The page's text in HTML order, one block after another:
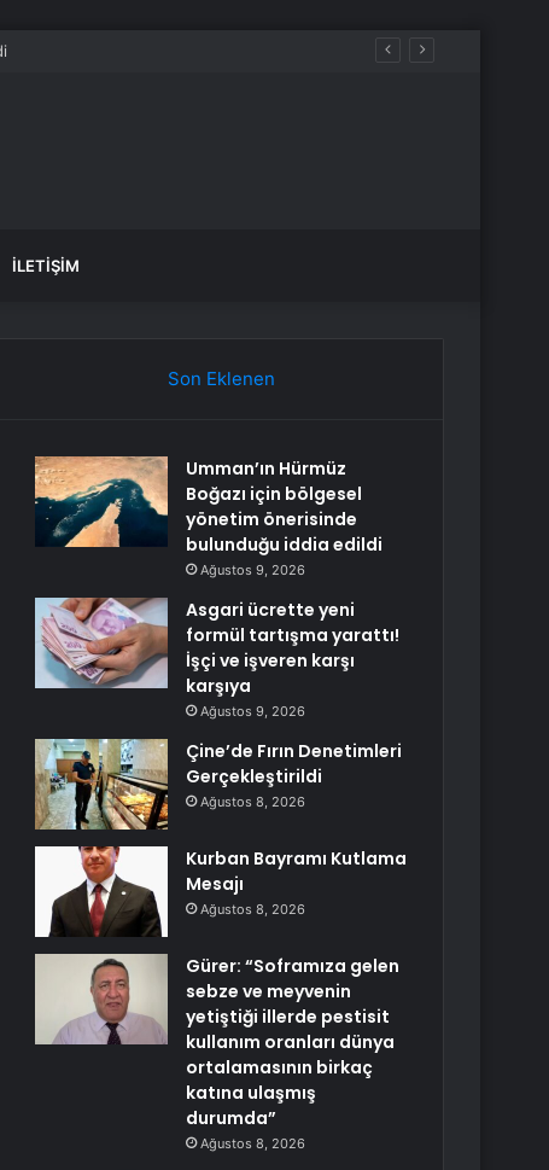
İLETIŞIM
Son Eklenen
Umman’ın Hürmüz
Boğazı için bölgesel
yönetim önerisinde
bulunduğu iddia edildi
Ağustos 9, 2026
Asgari ücrette yeni
formül tartışma yarattı!
İşçi ve işveren karşı
karşıya
Ağustos 9, 2026
Çine’de Fırın Denetimleri
Gerçekleştirildi
Ağustos 8, 2026
Kurban Bayramı Kutlama
Mesajı
Ağustos 8, 2026
Gürer: “Soframıza gelen
sebze ve meyvenin
yetiştiği illerde pestisit
kullanım oranları dünya
ortalamasının birkaç
katına ulaşmış
durumda”
Ağustos 8, 2026